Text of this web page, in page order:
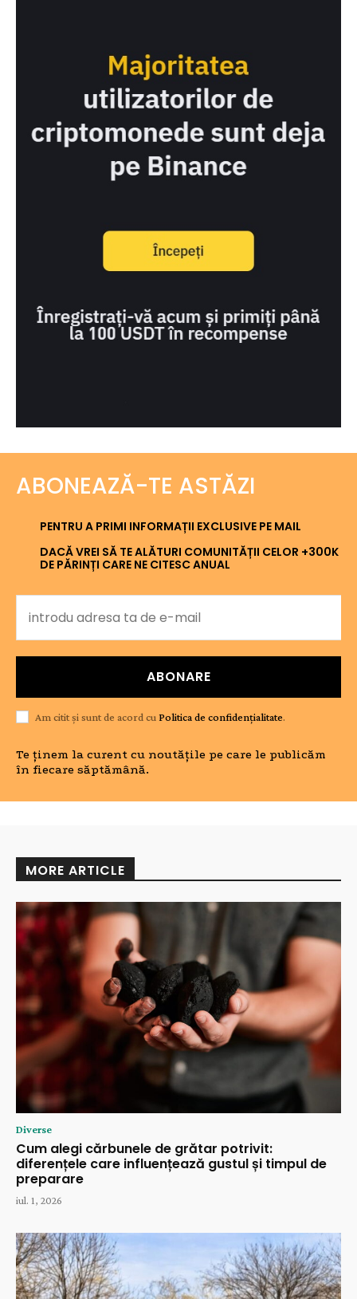
ABONEAZĂ-TE ASTĂZI
PENTRU A PRIMI INFORMAȚII EXCLUSIVE PE MAIL
DACĂ VREI SĂ TE ALĂTURI COMUNITĂȚII CELOR +300K
DE PĂRINȚI CARE NE CITESC ANUAL
ABONARE
Am citit și sunt de acord cu Politica de confidențialitate.
Te ținem la curent cu noutățile pe care le publicăm
în fiecare săptămână.
MORE ARTICLE
Diverse
Cum alegi cărbunele de grătar potrivit:
diferențele care influențează gustul și timpul de
preparare
iul. 1, 2026